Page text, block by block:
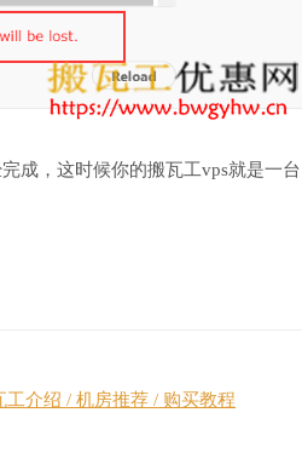
成，这时候你的搬瓦工vps就是一台
介绍 / 机房推荐 / 购买教程